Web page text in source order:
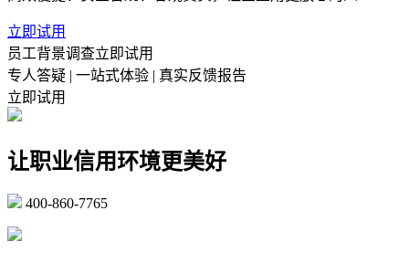
立即试用
员工背景调查立即试用
专人答疑 | 一站式体验 | 真实反馈报告
立即试用
让职业信用环境更美好
400-860-7765